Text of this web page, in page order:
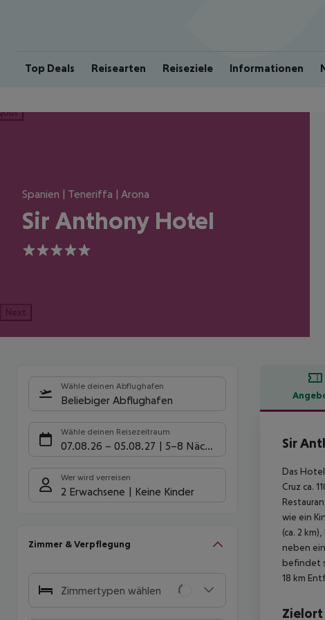
Top Deals Reisearten Reiseziele Informationen
Spanien | Teneriffa | Arona
Sir Anthony Hotel
5
Next
Wähle deinen Abflughafen
Beliebiger Abflughafen
Wähle deinen Reisezeitraum
07.08.26 – 05.08.27 5-8 Nächte
Wer wird verreisen
2 Erwachsene Keine Kinder
Zimmer & Verpflegung
Zimmertypen wählen
Sir
Das
Cruz ca.
wie ein
(ca. 2
neben
befindet
18 km
Zielort